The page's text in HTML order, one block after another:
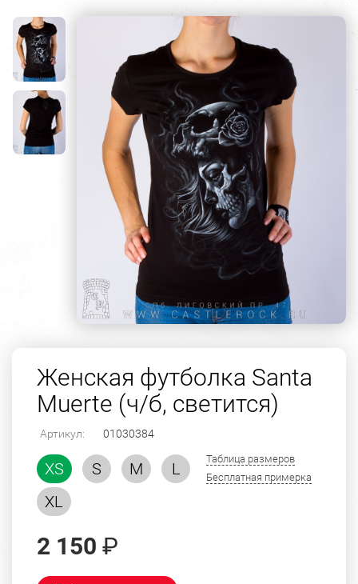
Женская футболка Santa
Muerte (ч/б, светится)
Артикул: 01030384
XS S M
L
XL
Таблица размеров
Бесплатная примерка
2 150 ₽